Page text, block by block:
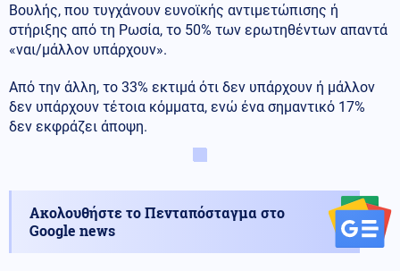
Βουλής, που τυγχάνουν ευνοϊκής αντιμετώπισης ή
στήριξης από τη Ρωσία, το 50% των ερωτηθέντων απαντά
«ναι/μάλλον υπάρχουν».
Από την άλλη, το 33% εκτιμά ότι δεν υπάρχουν ή μάλλον
δεν υπάρχουν τέτοια κόμματα, ενώ ένα σημαντικό 17%
δεν εκφράζει άποψη.
Ακολουθήστε το Πενταπόσταγμα στο
Google news